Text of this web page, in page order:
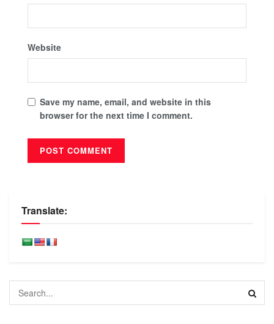
Website
Save my name, email, and website in this
browser for the next time I comment.
Translate: